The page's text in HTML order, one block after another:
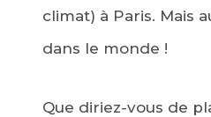
climat) à Paris. Mais
dans le monde !
Que diriez-vous de